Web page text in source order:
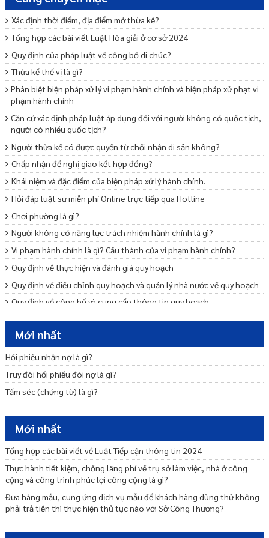
Xác định thời điểm, địa điểm mở thừa kế?
Tổng hợp các bài viết Luật Hòa giải ở cơ sở 2024
Quy định của pháp luật về công bố di chúc?
Thừa kế thế vị là gì?
Phân biệt biện pháp xử lý vi phạm hành chính và biện pháp xử phạt vi
phạm hành chính
Căn cứ xác định pháp luật áp dụng đối với người không có quốc tịch,
người có nhiều quốc tịch?
Người thừa kế có được quyền từ chối nhận di sản không?
Chấp nhận đề nghị giao kết hợp đồng?
Khái niệm và đặc điểm của biện pháp xử lý hành chính.
Hỏi đáp luật sư miễn phí Online trực tiếp qua Hotline
Chơi phường là gì?
Người không có năng lực trách nhiệm hành chính là gì?
Vi phạm hành chính là gì? Cấu thành của vi phạm hành chính?
Quy định về thực hiện và đánh giá quy hoạch
Quy định về điều chỉnh quy hoạch và quản lý nhà nước về quy hoạch
Quy định về công bố và cung cấp thông tin quy hoạch
Những quy định chung về quy hoạch
Quy định về tổ chức lập quy hoạch
Quy định về quyết định hoặc phê duyệt quy hoạch
Quy định về nội dung quy hoạch
Mới nhất
Hối phiếu nhận nợ là gì?
Truy đòi hối phiếu đòi nợ là gì?
Tấm séc (chứng từ) là gì?
Mới nhất
Tổng hợp các bài viết về Luật Tiếp cận thông tin 2024
Thực hành tiết kiệm, chống lãng phí về trụ sở làm việc, nhà ở công
cộng và công trình phúc lợi công cộng là gì?
Đưa hàng mẫu, cung ứng dịch vụ mẫu để khách hàng dùng thử không
phải trả tiền thì thực hiện thủ tục nào với Sở Công Thương?